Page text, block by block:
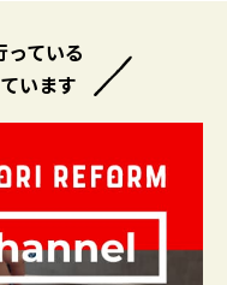
っている
います